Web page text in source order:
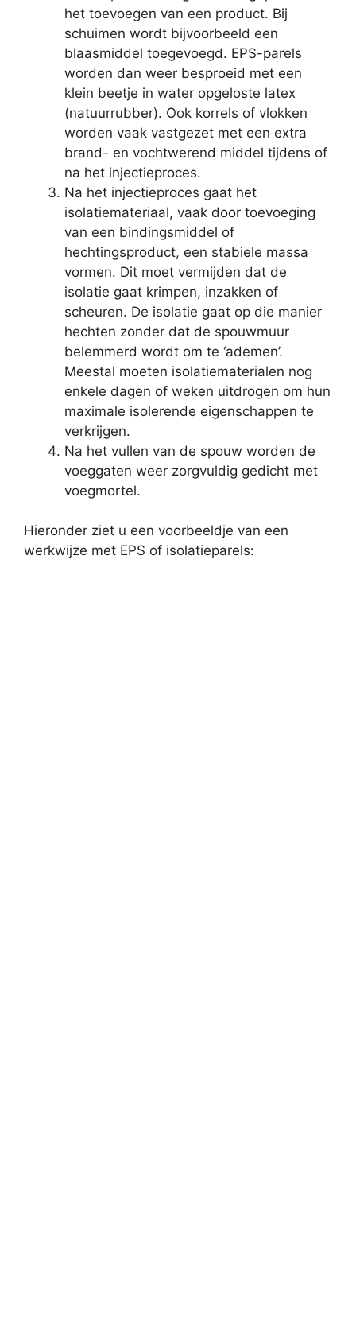
het toevoegen van een product. Bij
schuimen wordt bijvoorbeeld een
blaasmiddel toegevoegd. EPS-parels
worden dan weer besproeid met een
klein beetje in water opgeloste latex
(natuurrubber). Ook korrels of vlokken
worden vaak vastgezet met een extra
brand- en vochtwerend middel tijdens of
na het injectieproces.
Na het injectieproces gaat het
isolatiemateriaal, vaak door toevoeging
van een bindingsmiddel of
hechtingsproduct, een stabiele massa
vormen. Dit moet vermijden dat de
isolatie gaat krimpen, inzakken of
scheuren. De isolatie gaat op die manier
hechten zonder dat de spouwmuur
belemmerd wordt om te ‘ademen’.
Meestal moeten isolatiematerialen nog
enkele dagen of weken uitdrogen om hun
maximale isolerende eigenschappen te
verkrijgen.
Na het vullen van de spouw worden de
voeggaten weer zorgvuldig gedicht met
voegmortel.
Hieronder ziet u een voorbeeldje van een
werkwijze met EPS of isolatieparels: